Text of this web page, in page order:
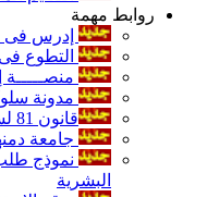
روابط مهمة
إدرس فى
التطوع
منصـــــة
مدونة
قانون 81 لسنة 2016 " الخدمة المدنيــة "
جامعة
نموذج طلب
البشرية